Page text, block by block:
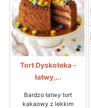
Tort Dyskoteka -
łatwy,...
Bardzo łatwy tort
kakaowy z lekkim